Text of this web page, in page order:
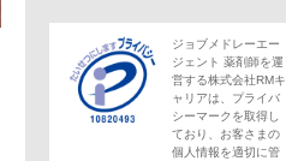
ジョブメドレーエー
ジェント 薬剤師を運
営する株式会社RMキ
ャリアは、プライバ
シーマークを取得し
ており、お客さまの
個人情報を適切に管